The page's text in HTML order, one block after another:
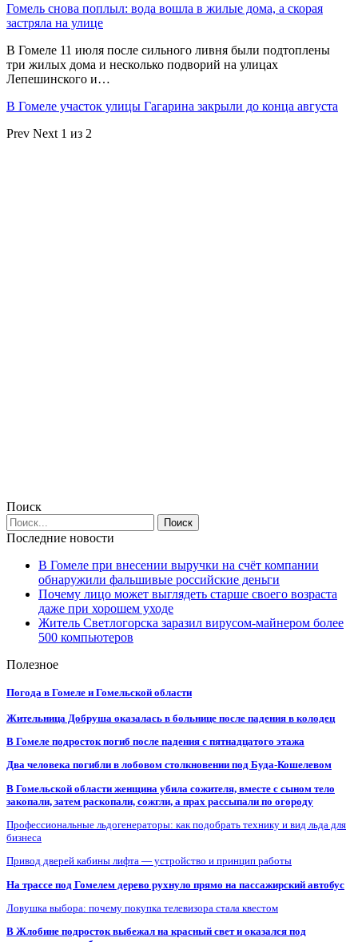
Гомель снова поплыл: вода вошла в жилые дома, а скорая
застряла на улице
В Гомеле 11 июля после сильного ливня были подтоплены
три жилых дома и несколько подворий на улицах
Лепешинского и…
В Гомеле участок улицы Гагарина закрыли до конца августа
Prev Next 1 из 2
Поиск
Последние новости
В Гомеле при внесении выручки на счёт компании
обнаружили фальшивые российские деньги
Почему лицо может выглядеть старше своего возраста
даже при хорошем уходе
Житель Светлогорска заразил вирусом-майнером более
500 компьютеров
Полезное
Погода в Гомеле и Гомельской области
Жительница Добруша оказалась в больнице после падения в колодец
В Гомеле подросток погиб после падения с пятнадцатого этажа
Два человека погибли в лобовом столкновении под Буда-Кошелевом
В Гомельской области женщина убила сожителя, вместе с сыном тело
закопали, затем раскопали, сожгли, а прах рассыпали по огороду
Профессиональные льдогенераторы: как подобрать технику и вид льда для
бизнеса
Привод дверей кабины лифта — устройство и принцип работы
На трассе под Гомелем дерево рухнуло прямо на пассажирский автобус
Ловушка выбора: почему покупка телевизора стала квестом
В Жлобине подросток выбежал на красный свет и оказался под